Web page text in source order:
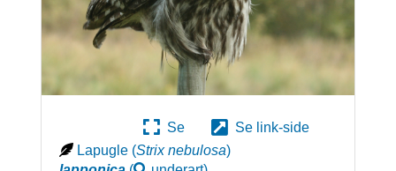
Se
Se link-side
Lapugle (Strix nebulosa)